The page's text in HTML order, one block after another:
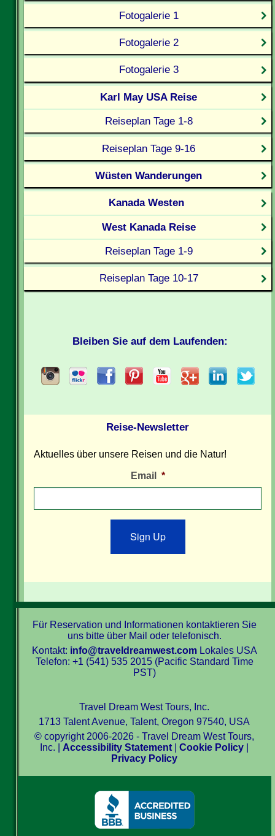
Fotogalerie 1
Fotogalerie 2
Fotogalerie 3
Karl May USA Reise
Reiseplan Tage 1-8
Reiseplan Tage 9-16
Wüsten Wanderungen
Kanada Westen
West Kanada Reise
Reiseplan Tage 1-9
Reiseplan Tage 10-17
Bleiben Sie auf dem Laufenden:
Reise-Newsletter
Aktuelles über unsere Reisen und die Natur!
Email *
Sign Up
Für Reservation und Informationen kontaktieren Sie
uns bitte über Mail oder telefonisch.
Kontakt: info@traveldreamwest.comLokales USA
Telefon: +1 (541) 535 2015 (Pacific Standard Time
PST)
Travel Dream West Tours, Inc.
1713 Talent Avenue, Talent, Oregon 97540, USA
© copyright 2006-2026 - Travel Dream West Tours,
Inc. | Accessibility Statement |Cookie Policy
Privacy Policy